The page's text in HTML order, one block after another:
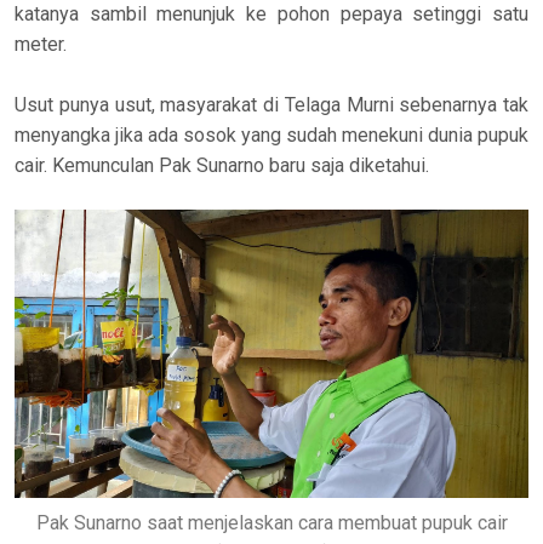
katanya sambil menunjuk ke pohon pepaya setinggi satu
meter.
Usut punya usut, masyarakat di Telaga Murni sebenarnya tak
menyangka jika ada sosok yang sudah menekuni dunia pupuk
cair. Kemunculan Pak Sunarno baru saja diketahui.
Pak Sunarno saat menjelaskan cara membuat pupuk cair